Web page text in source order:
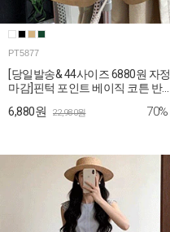
PT5877
[당일발송& 44사이즈 6880원 자정
마감]핀턱 포인트 베이직 코튼 반
6,880원 22,980원 70%